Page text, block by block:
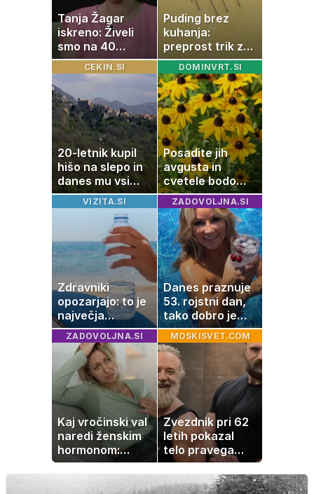
Tanja Žagar
iskreno: Živeli
smo na 40
kvadratih, a
imela sem vse,
kar otrok
potrebuje
Puding brez
kuhanja:
preprost trik za
pripravo v le
nekaj minutah
CEKIN.SI
20-letnik kupil
hišo na slepo in
danes mu vsi
zavidajo
DOMINVRT.SI
Posadite jih
avgusta in
cvetele bodo
vse do zime
VIZITA.SI
Zdravniki
opozarjajo: to je
največja
napaka, ki jo
ljudje delajo med
vročino
ZADOVOLJNA.SI
Danes praznuje
53. rojstni dan,
tako dobro je
videti znana
Slovenka
ZADOVOLJNA.SI
Kaj vročinski val
naredi ženskim
hormonom:
zakaj se poleti
počutimo
MOSKISVET.COM
Zvezdnik pri 62
letih pokazal
telo pravega
gladiatorja